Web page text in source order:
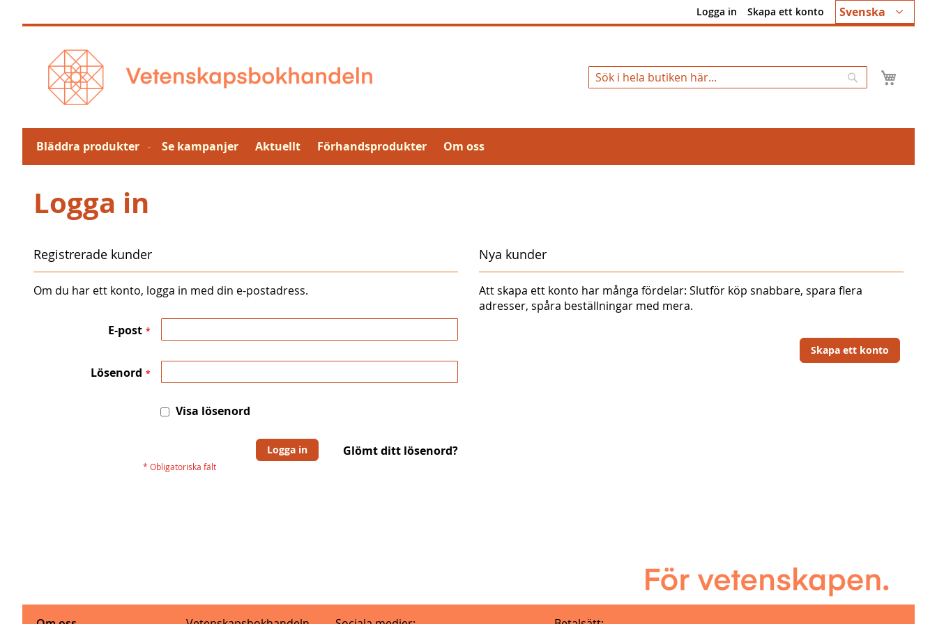
till
Språk
Svenska
Logga in Skapa ett konto
Sök
Bläddra produkter Se kampanjer Aktuellt Förhandsprodukter Om oss
Logga in
Registrerade kunder
Om du har ett konto, logga in med din e-postadress.
E-post
Lösenord
Visa lösenord
Logga in Glömt ditt lösenord?
Nya kunder
Att skapa ett konto har många fördelar: Slutför köp snabbare, spara flera
adresser, spåra beställningar med mera.
Skapa ett konto